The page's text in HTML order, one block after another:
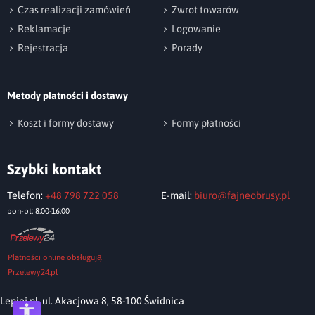
Wyślij opinię
Czas realizacji zamówień
Zwrot towarów
Reklamacje
Logowanie
Rejestracja
Porady
Metody płatności i dostawy
Koszt i formy dostawy Formy płatności
Szybki kontakt
Telefon: +48 798 722 058
pon-pt: 8:00-16:00
E-mail: biuro@fajneobrusy.pl
Płatności online obsługują
Przelewy24.pl
Lepiej.pl, ul. Akacjowa 8, 58-100 Świdnica